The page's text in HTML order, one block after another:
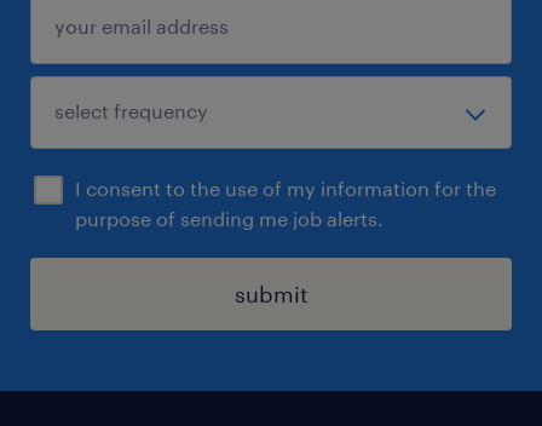
I consent to the use of my information for the
purpose of sending me job alerts.
submit